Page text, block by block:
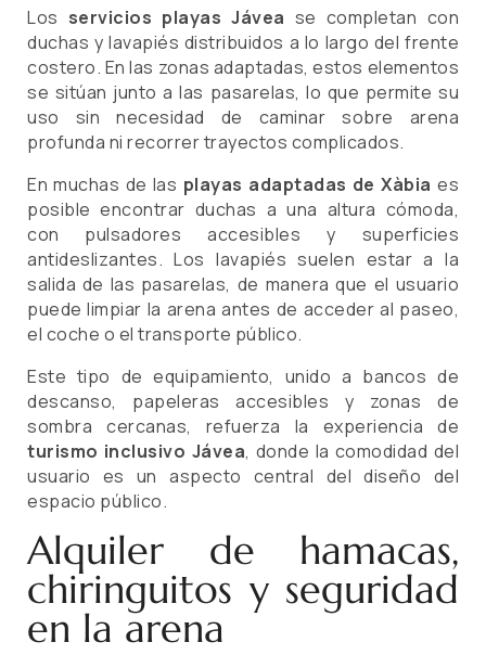
Los servicios playas Jávea se completan con
duchas y lavapiés distribuidos a lo largo del frente
costero. En las zonas adaptadas, estos elementos
se sitúan junto a las pasarelas, lo que permite su
uso sin necesidad de caminar sobre arena
profunda ni recorrer trayectos complicados.
En muchas de las playas adaptadas de Xàbia es
posible encontrar duchas a una altura cómoda,
con pulsadores accesibles y superficies
antideslizantes. Los lavapiés suelen estar a la
salida de las pasarelas, de manera que el usuario
puede limpiar la arena antes de acceder al paseo,
el coche o el transporte público.
Este tipo de equipamiento, unido a bancos de
descanso, papeleras accesibles y zonas de
sombra cercanas, refuerza la experiencia de
turismo inclusivo Jávea, donde la comodidad del
usuario es un aspecto central del diseño del
espacio público.
Alquiler de hamacas,
chiringuitos y seguridad
en la arena